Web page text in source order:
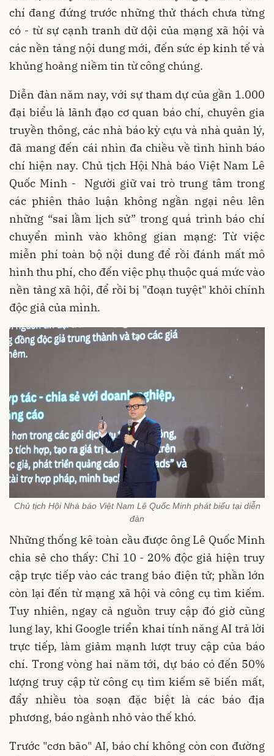
chí đang đứng trước những thử thách chưa từng
có - từ sự cạnh tranh dữ dội của mạng xã hội và
các nền tảng nội dung mới, đến sức ép kinh tế và
khủng hoảng niềm tin từ công chúng.
Diễn đàn năm nay, với sự tham dự của gần 1.000
đại biểu là lãnh đạo cơ quan báo chí, chuyên gia
truyền thông, các nhà báo kỳ cựu và nhà quản lý,
đã mang đến cái nhìn đa chiều về tình hình báo
chí hiện nay. Chủ tịch Hội Nhà báo Việt Nam Lê
Quốc Minh - Người giữ vai trò trung tâm trong
các phiên thảo luận không ngần ngại nêu lên
những “sai lầm lịch sử” trong quá trình báo chí
chuyển mình vào không gian mạng: Từ việc
miễn phí toàn bộ nội dung để rồi đánh mất mô
hình thu phí, cho đến việc phụ thuộc quá mức vào
nền tảng xã hội, để rồi bị "đoạn tuyệt" khỏi chính
độc giả của mình.
Chủ tịch Hội Nhà báo Việt Nam Lê Quốc Minh phát biểu tại diễn
đàn
Những thống kê toàn cầu được ông Lê Quốc Minh
chia sẻ cho thấy: Chỉ 10 - 20% độc giả hiện truy
cập trực tiếp vào các trang báo điện tử; phần lớn
còn lại đến từ mạng xã hội và công cụ tìm kiếm.
Tuy nhiên, ngay cả nguồn truy cập đó giờ cũng
lung lay, khi Google triển khai tính năng AI trả lời
trực tiếp, làm giảm mạnh lượt truy cập của báo
chí. Trong vòng hai năm tới, dự báo có đến 50%
lượng truy cập từ công cụ tìm kiếm sẽ biến mất,
đẩy nhiều tòa soạn đặc biệt là các báo địa
phương, báo ngành nhỏ vào thế khó.
Trước "cơn bão" AI, báo chí không còn con đường